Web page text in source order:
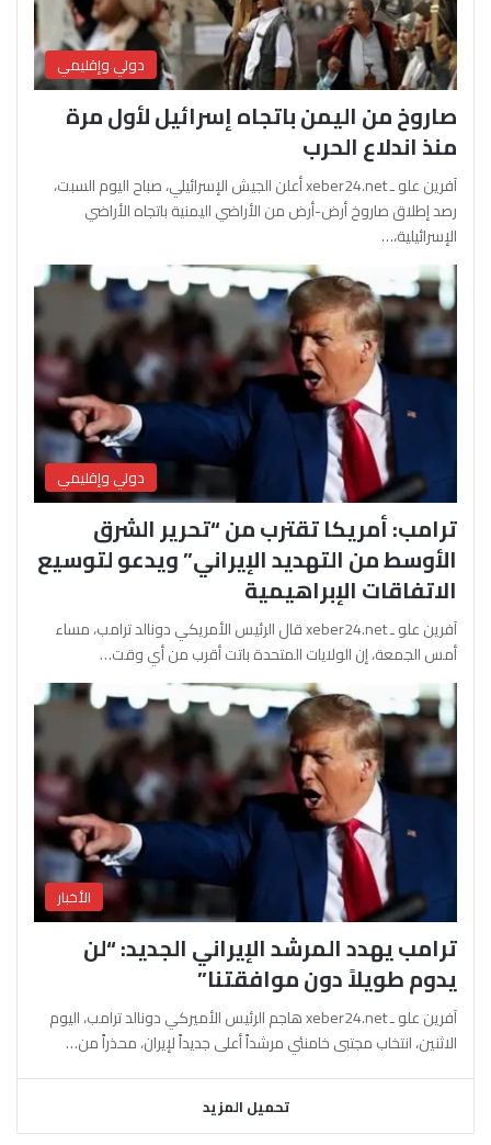
دولي وإقليمي
صاروخ من اليمن باتجاه إسرائيل لأول مرة
منذ اندلاع الحرب
آفرين علو ـ xeber24.net أعلن الجيش الإسرائيلي، صباح اليوم السبت،
رصد إطلاق صاروخ أرض-أرض من الأراضي اليمنية باتجاه الأراضي
الإسرائيلية،…
دولي وإقليمي
ترامب: أمريكا تقترب من “تحرير الشرق
الأوسط من التهديد الإيراني” ويدعو لتوسيع
الاتفاقات الإبراهيمية
آفرين علو ـ xeber24.net قال الرئيس الأمريكي دونالد ترامب، مساء
أمس الجمعة، إن الولايات المتحدة باتت أقرب من أي وقت…
الأخبار
ترامب يهدد المرشد الإيراني الجديد: “لن
يدوم طويلاً دون موافقتنا”
آفرين علو ـ xeber24.net هاجم الرئيس الأميركي دونالد ترامب، اليوم
الاثنين، انتخاب مجتبى خامنئي مرشداً أعلى جديداً لإيران، محذراً من…
تحميل المزيد